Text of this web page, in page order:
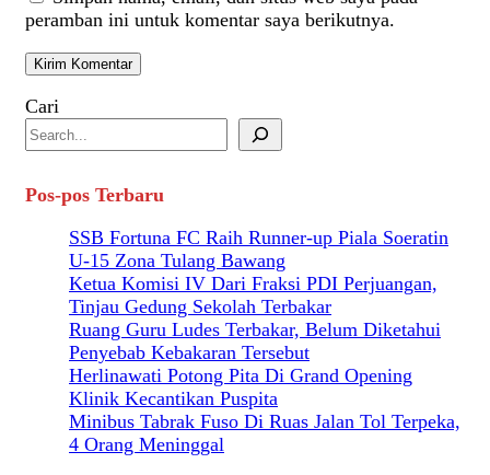
peramban ini untuk komentar saya berikutnya.
Cari
Pos-pos Terbaru
SSB Fortuna FC Raih Runner-up Piala Soeratin
U-15 Zona Tulang Bawang
Ketua Komisi IV Dari Fraksi PDI Perjuangan,
Tinjau Gedung Sekolah Terbakar
Ruang Guru Ludes Terbakar, Belum Diketahui
Penyebab Kebakaran Tersebut
Herlinawati Potong Pita Di Grand Opening
Klinik Kecantikan Puspita
Minibus Tabrak Fuso Di Ruas Jalan Tol Terpeka,
4 Orang Meninggal